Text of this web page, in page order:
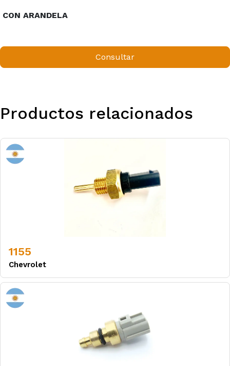
CON ARANDELA
Consultar
Productos relacionados
1155
Chevrolet